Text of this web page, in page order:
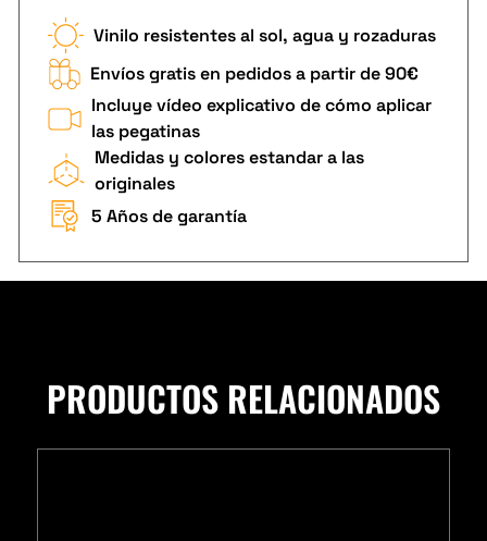
Vinilo resistentes al sol, agua y rozaduras
Envíos gratis en pedidos a partir de 90€
Incluye vídeo explicativo de cómo aplicar
las pegatinas
Medidas y colores estandar a las
originales
5 Años de garantía
PRODUCTOS RELACIONADOS